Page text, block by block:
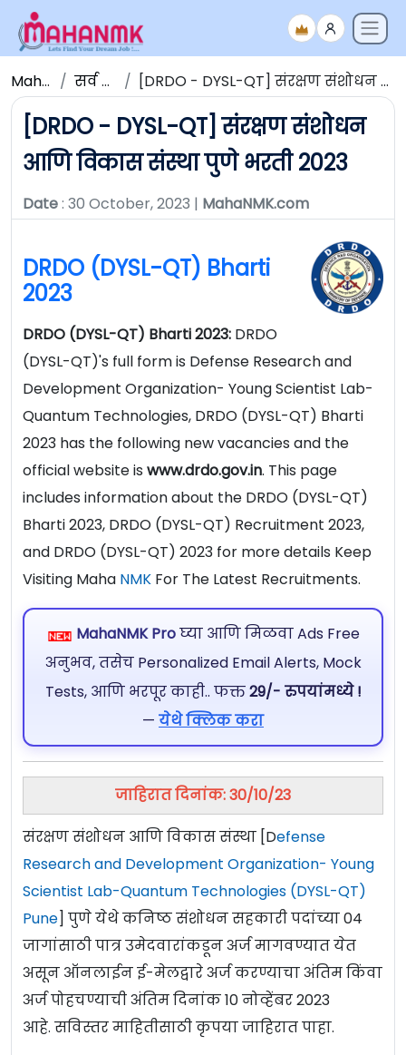
Maha NMK सर्व जाहिराती [DRDO - DYSL-QT] संरक्षण संशोधन आणि विकास संस्था पुणे भरती 2023
[DRDO - DYSL-QT] संरक्षण संशोधन
आणि विकास संस्था पुणे भरती 2023
Date: 30 October, 2023 | MahaNMK.com
DRDO (DYSL-QT) Bharti
2023
DRDO (DYSL-QT) Bharti 2023: DRDO
(DYSL-QT)'s full form is Defense Research and
Development Organization- Young Scientist Lab-
Quantum Technologies, DRDO (DYSL-QT) Bharti
2023 has the following new vacancies and the
official website is www.drdo.gov.in. This page
includes information about the DRDO (DYSL-QT)
Bharti 2023, DRDO (DYSL-QT) Recruitment 2023,
and DRDO (DYSL-QT) 2023 for more details Keep
Visiting Maha NMK For The Latest Recruitments.
MahaNMK Proघ्या आणि मिळवा Ads Free
अनुभव, तसेच Personalized Email Alerts, Mock
Tests, आणि भरपूर काही.. फक्त29/- रुपयांमध्ये !
— येथे क्लिक करा
जाहिरात दिनांक: 30/10/23
संरक्षण संशोधन आणि विकास संस्था [Defense
Research and Development Organization- Young
Scientist Lab-Quantum Technologies (DYSL-QT)
Pune] पुणे येथे कनिष्ठ संशोधन सहकारी पदांच्या 04
जागांसाठी पात्र उमेदवारांकडून अर्ज मागवण्यात येत
असून ऑनलाईन ई-मेलद्वारे अर्ज करण्याचा अंतिम किंवा
अर्ज पोहचण्याची अंतिम दिनांक 10 नोव्हेंबर 2023
आहे. सविस्तर माहितीसाठी कृपया जाहिरात पाहा.